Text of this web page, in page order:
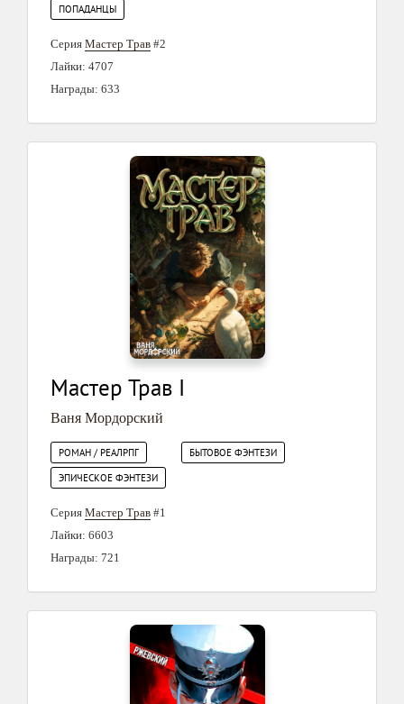
ПОПАДАНЦЫ
Серия Мастер Трав #2
Лайки: 4707
Награды: 633
Мастер Трав I
Ваня Мордорский
РОМАН / РЕАЛРПГ
БЫТОВОЕ ФЭНТЕЗИ
ЭПИЧЕСКОЕ ФЭНТЕЗИ
Серия Мастер Трав #1
Лайки: 6603
Награды: 721